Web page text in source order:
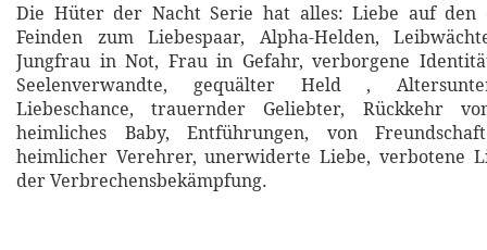
Die Hüter der Nacht Serie hat alles: Liebe auf den
Feinden zum Liebespaar, Alpha-Helden,
Jungfrau in Not, Frau in Gefahr, verborgene
Seelenverwandte, gequälter Held ,
Liebeschance, trauernder Geliebter, Rückkehr
heimliches Baby, Entführungen, von
heimlicher Verehrer, unerwiderte Liebe, verbotene
der Verbrechensbekämpfung.